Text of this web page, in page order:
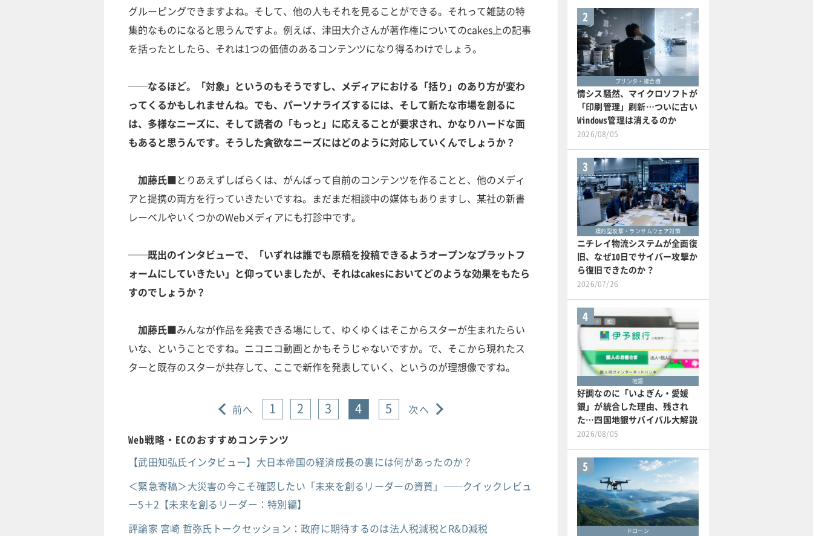
グルーピングできますよね。そして、他の人もそれを見ることができる。それって雑誌の特
集的なものになると思うんですよ。例えば、津田大介さんが著作権についてのcakes上の記事
を括ったとしたら、それは1つの価値のあるコンテンツになり得るわけでしょう。
──なるほど。「対象」というのもそうですし、メディアにおける「括り」のあり方が変わ
ってくるかもしれませんね。でも、パーソナライズするには、そして新たな市場を創るに
は、多様なニーズに、そして読者の「もっと」に応えることが要求され、かなりハードな面
もあると思うんです。そうした貪欲なニーズにはどのように対応していくんでしょうか？
加藤氏■とりあえずしばらくは、がんばって自前のコンテンツを作ることと、他のメディ
アと提携の両方を行っていきたいですね。まだまだ相談中の媒体もありますし、某社の新書
レーベルやいくつかのWebメディアにも打診中です。
──既出のインタビューで、「いずれは誰でも原稿を投稿できるようオープンなプラットフ
ォームにしていきたい」と仰っていましたが、それはcakesにおいてどのような効果をもたら
すのでしょうか？
加藤氏■みんなが作品を発表できる場にして、ゆくゆくはそこからスターが生まれたらい
いな、ということですね。ニコニコ動画とかもそうじゃないですか。で、そこから現れたス
ターと既存のスターが共存して、ここで新作を発表していく、というのが理想像ですね。
前へ 1 2 3 4 5 次へ
Web戦略・ECのおすすめコンテンツ
【武田知弘氏インタビュー】大日本帝国の経済成長の裏には何があったのか？
＜緊急寄稿＞大災害の今こそ確認したい「未来を創るリーダーの資質」──クイックレビュ
ー5＋2【未来を創るリーダー：特別編】
評論家 宮崎 哲弥氏トークセッション：政府に期待するのは法人税減税とR&D減税
2
プリンタ・複合機
情シス騒然、マイクロソフトが
「印刷管理」刷新…ついに古い
Windows管理は消えるのか
2026/08/05
3
標的型攻撃・ランサムウェア対策
ニチレイ物流システムが全面復
旧、なぜ10日でサイバー攻撃か
ら復旧できたのか？
2026/07/26
4
地銀
好調なのに「いよぎん・愛媛
銀」が統合した理由、残され
た…四国地銀サバイバル大解説
2026/08/05
5
ドローン